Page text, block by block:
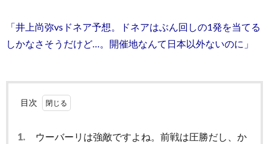
「井上尚弥vsドネア予想。ドネアはぶん回しの1発を当てる
しかなさそうだけど…。開催地なんて日本以外ないのに」
目次
1.
ウーバーリは強敵ですよね。前戦は圧勝だし、か